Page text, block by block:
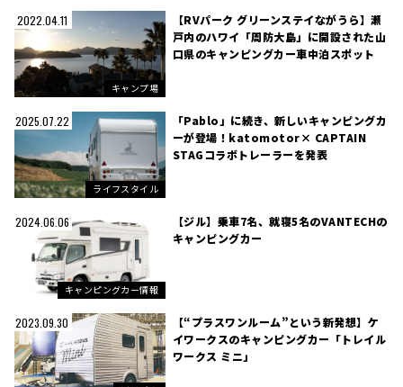
2022.04.11
キャンプ場
【RVパーク グリーンステイながうら】瀬
戸内のハワイ「周防大島」に開設された山
口県のキャンピングカー車中泊スポット
2025.07.22
ライフスタイル
「Pablo」に続き、新しいキャンピングカ
ーが登場！katomotor× CAPTAIN
STAGコラボトレーラーを発表
2024.06.06
キャンピングカー情報
【ジル】乗車7名、就寝5名のVANTECHの
キャンピングカー
2023.09.30
【“プラスワンルーム”という新発想】ケ
イワークスのキャンピングカー「トレイル
ワークス ミニ」